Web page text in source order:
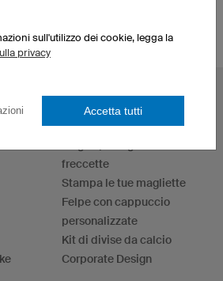
Maglie eSport
freccette
Stampa le tue magliette
Felpe con cappuccio
personalizzate
Kit di divise da calcio
Corporate Design
sull'utilizzo dei cookie, legga la
privacy
Accetta tutti